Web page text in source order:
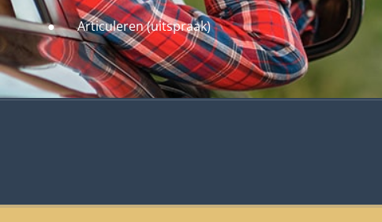
● Articuleren (uitspraak)